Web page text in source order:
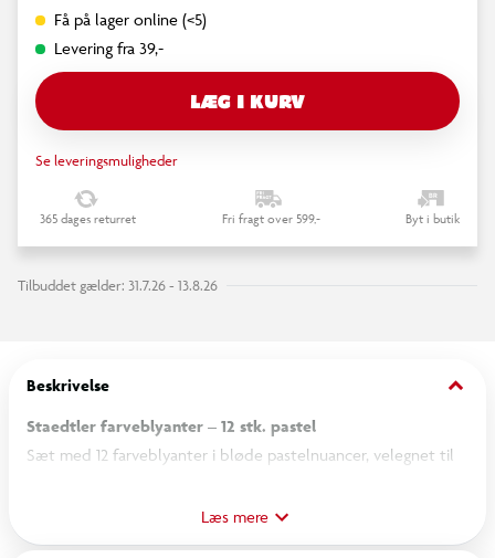
Få på lager online (<5)
Levering fra 39,-
LÆG I KURV
Se leveringsmuligheder
365 dages returret Fri fragt over 599,- Byt i butik
Tilbuddet gælder: 31.7.26 - 13.8.26
Beskrivelse keyboard_arrow_down
Staedtler farveblyanter – 12 stk. pastel
Sæt med 12 farveblyanter i bløde pastelnuancer, velegnet til
giver et roligt og ensartet udtryk med god dækkeevne.
Læs mere